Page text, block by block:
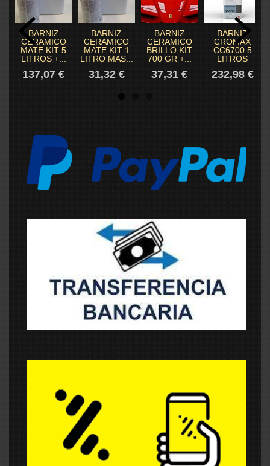
BARNIZ
CERAMICO
MATE KIT 5
LITROS +...
137,07 €
BARNIZ
CERAMICO
MATE KIT 1
LITRO MAS...
31,32 €
BARNIZ
CERAMICO
BRILLO KIT
700 GR +...
37,31 €
BARNIZ
CROMAX
CC6700 5
LITROS
232,98 €